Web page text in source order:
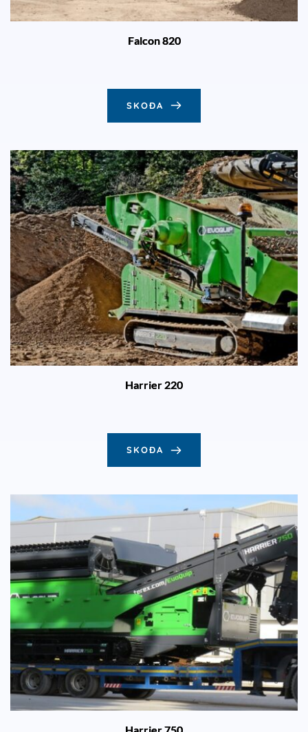
Falcon 820
SKOÐA
Harrier 220
SKOÐA